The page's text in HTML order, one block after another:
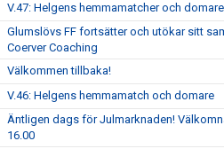
V.47: Helgens hemmamatcher och domare
Glumslövs FF fortsätter och utökar sitt
Coerver Coaching
Välkommen tillbaka!
V.46: Helgens hemmamatch och domare
Äntligen dags för Julmarknaden!
16.00